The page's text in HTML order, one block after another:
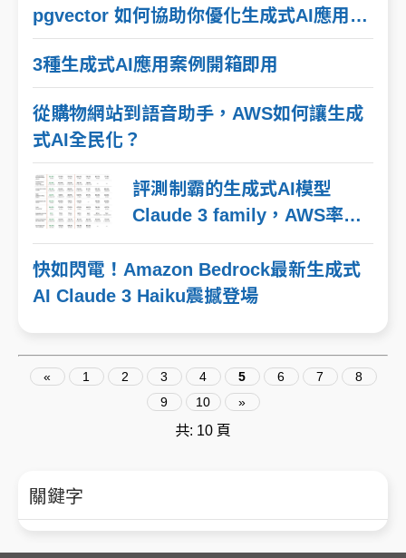
pgvector 如何協助你優化生成式AI應用程
式效能
3種生成式AI應用案例開箱即用
從購物網站到語音助手，AWS如何讓生成
式AI全民化？
評測制霸的生成式AI模型
Claude 3 family，AWS率先
解鎖！
快如閃電！Amazon Bedrock最新生成式
AI Claude 3 Haiku震撼登場
« 1 2 3 4 5 6 7
8
9
10 »
共: 10 頁
關鍵字